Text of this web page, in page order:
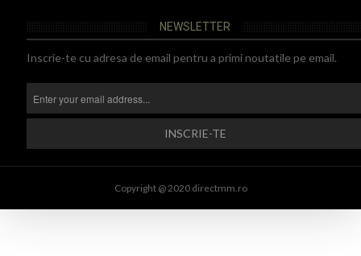
NEWSLETTER
Inscrie-te cu adresa de email pentru a primi noutatile pe email.
Copyright @ 2020 directmm.ro